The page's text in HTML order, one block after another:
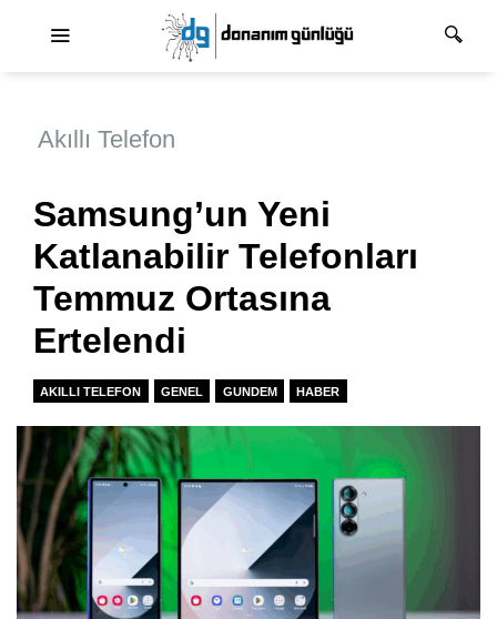
Akıllı Telefon
Samsung’un Yeni
Katlanabilir Telefonları
Temmuz Ortasına
Ertelendi
AKILLI TELEFON GENEL GUNDEM HABER